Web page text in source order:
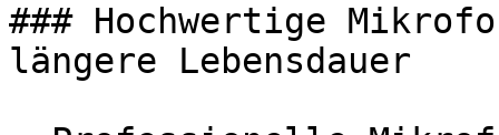
### Hochwertige
längere Lebensdauer